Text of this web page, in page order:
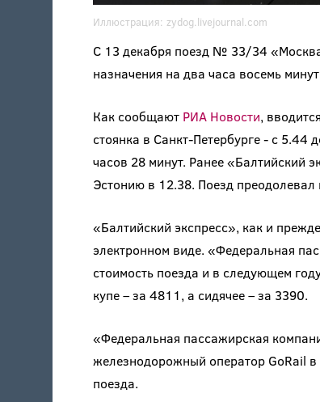
Иллюстрация: zydog.livejournal.com
С 13 декабря поезд № 33/34
назначения на два часа восемь
Как сообщают РИА Новости,
стоянка в Санкт-Петербурге - с 5.44
часов 28 минут. Ранее «Балтийский
Эстонию в 12.38. Поезд преодолевал
«Балтийский экспресс», как и
электронном виде. «Федеральная
стоимость поезда и в следующем
купе – за 4811, а сидячее – за 3390.
«Федеральная пассажирская
железнодорожный оператор GoRail
поезда.